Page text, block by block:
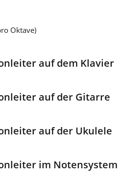
Oktave)
auf dem Klavier
auf der Gitarre
auf der Ukulele
im Notensystem